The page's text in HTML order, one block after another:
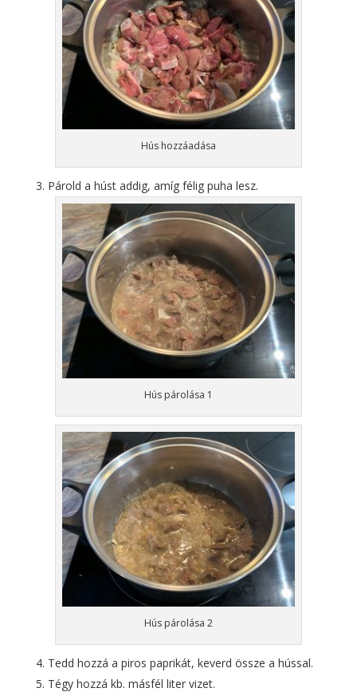
Hús hozzáadása
Párold a húst addig, amíg félig puha lesz.
Hús párolása 1
Hús párolása 2
Tedd hozzá a piros paprikát, keverd össze a hússal.
Tégy hozzá kb. másfél liter vizet.